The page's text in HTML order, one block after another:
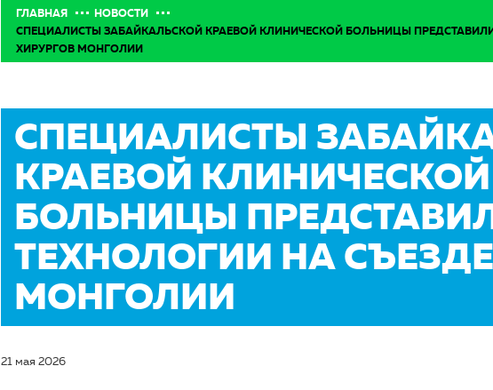
ГЛАВНАЯ
НОВОСТИ
СПЕЦИАЛИСТЫ ЗАБАЙКАЛЬСКОЙ КРАЕВОЙ КЛИНИЧЕСКОЙ БОЛЬНИЦЫ
ХИРУРГОВ МОНГОЛИИ
СПЕЦИАЛИСТЫ
КРАЕВОЙ КЛИНИЧЕСКОЙ
БОЛЬНИЦЫ
ТЕХНОЛОГИИ НА
МОНГОЛИИ
21 мая 2026